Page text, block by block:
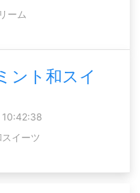
ーム
ント和スイ
スイーツ